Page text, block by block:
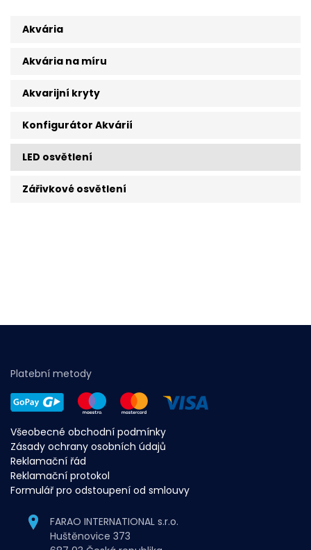
Akvária
Akvária na míru
Akvarijní kryty
Konfigurátor Akvárií
LED osvětlení
Zářivkové osvětlení
Platební metody
Všeobecné obchodní podmínky
Zásady ochrany osobních údajů
Reklamační řád
Reklamační protokol
Formulář pro odstoupení od smlouvy
FARAO INTERNATIONAL s.r.o.
Huštěnovice 373